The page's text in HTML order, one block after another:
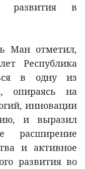
развития в
Ман отметил,
Республика
в одну из
опираясь на
инновации
и выразил
расширение
и активное
развития во